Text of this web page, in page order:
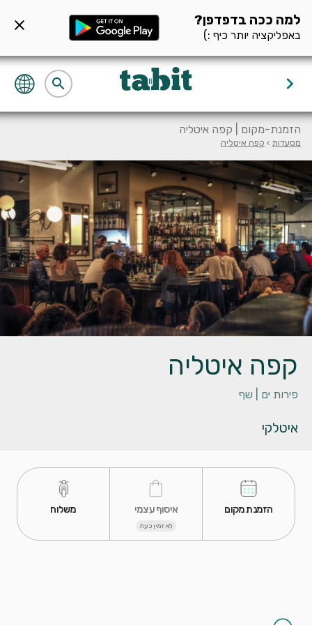
למה ככה בדפדפן?
באפליקציה יותר כיף :)
close
keyboard_arrow_right
search
הזמנת-מקום | קפה איטליה
מסעדות › קפה איטליה
קפה איטליה
פירות ים | שף
איטלקי
לא זמין כעת